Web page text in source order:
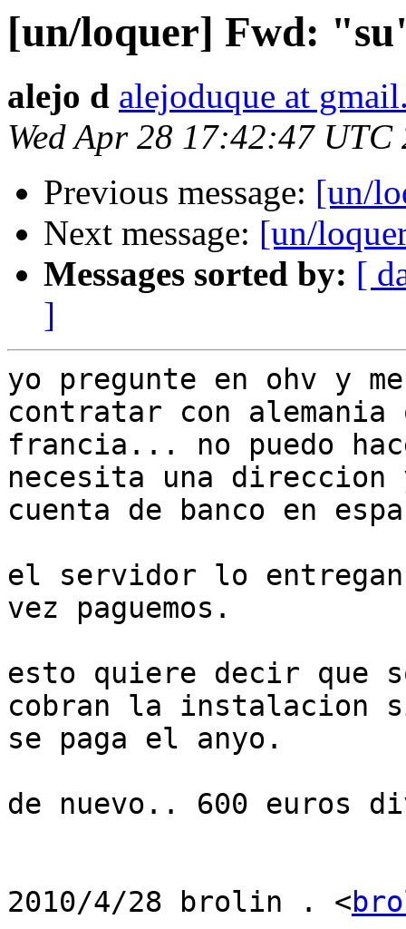
[un/loquer] Fwd:
alejo d alejoduque at
Wed Apr 28 17:42:47 UTC
Previous message: [un/
Next message: [un/
Messages sorted by: [
]
yo pregunte en ohv y
contratar con alemania
francia... no puedo
necesita una direccion
cuenta de banco en
el servidor lo entregan
vez paguemos.
esto quiere decir que
cobran la instalacion
se paga el anyo.
de nuevo.. 600 euros
2010/4/28 brolin . <